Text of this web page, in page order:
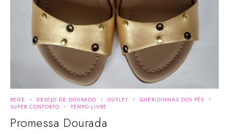
BEGE DESEJO DE DOURADO OUTLET
QUERIDINHAS DOS PÉS
SUPER CONFORTO
TEMPO LIVRE
Promessa Dourada